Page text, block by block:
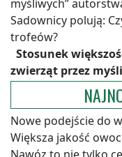
myśliwych”
Sadownicy polują:
trofeów?
Stosunek
zwierząt przez
Nowe podejście do
Większa jakość